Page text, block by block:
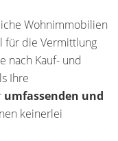
Wohnimmobilien
für die Vermittlung
nach Kauf- und
Ihre
umfassenden und
keinerlei